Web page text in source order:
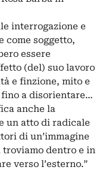
interrogazione e
come soggetto,
essere
(del) suo lavoro
e finzione, mito e
a disorientare…
anche la
un atto di radicale
di un’immagine
dentro e in
verso l’esterno.”